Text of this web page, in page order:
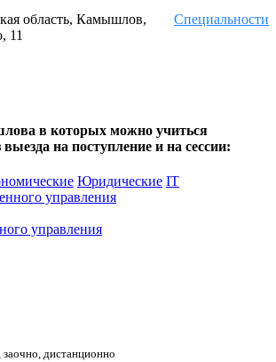
Специальности
область, Камышлов,
11
в которых можно учиться
выезда на поступление и на сессии:
Юридические IT
управления
дистанционно